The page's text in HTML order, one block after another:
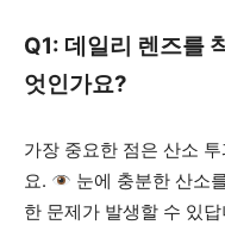
Q1: 데일리 렌즈를
엇인가요?
가장 중요한 점은 산소
요.
눈에 충분한 산소
한 문제가 발생할 수 있답